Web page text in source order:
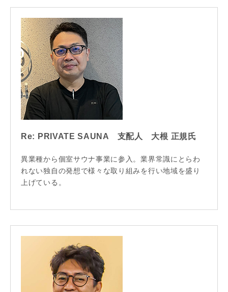
Re: PRIVATE SAUNA 支配人 大根 正規氏
異業種から個室サウナ事業に参入。業界常識にとらわ
れない独自の発想で様々な取り組みを行い地域を盛り
上げている。